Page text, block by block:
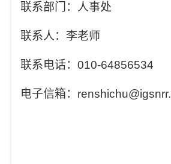
联系部门：人事处
联系人：李老师
联系电话：010-64856534
电子信箱：